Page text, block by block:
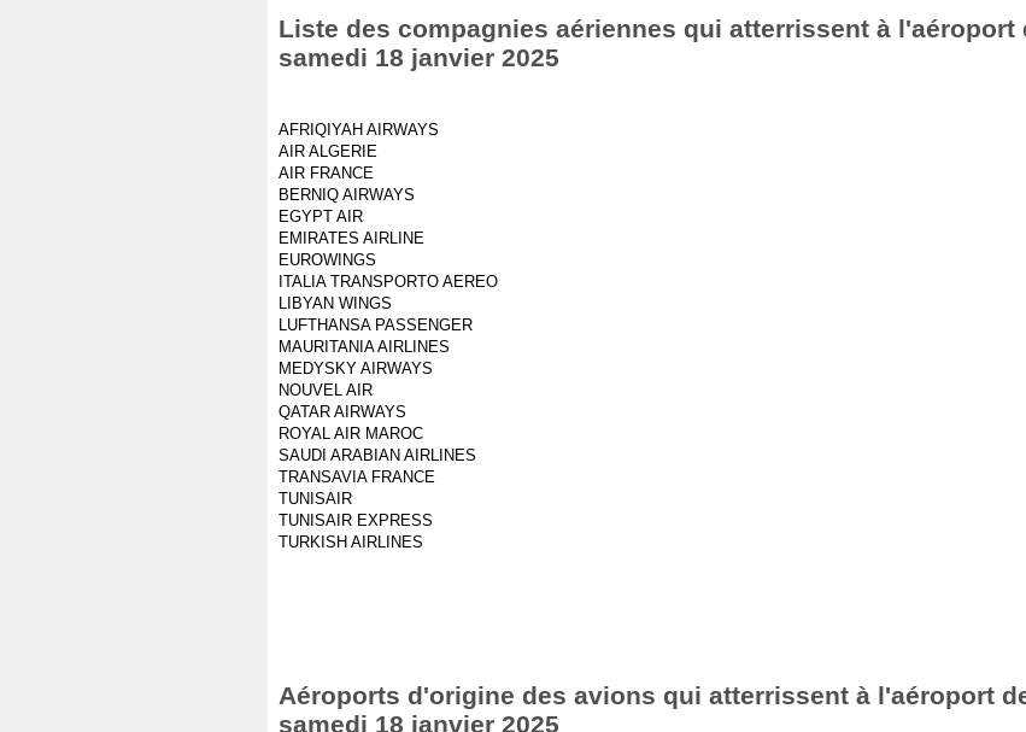
Liste des compagnies aériennes qui atterrissent à l'aéroport
samedi 18 janvier 2025
AFRIQIYAH AIRWAYS
AIR ALGERIE
AIR FRANCE
BERNIQ AIRWAYS
EGYPT AIR
EMIRATES AIRLINE
EUROWINGS
ITALIA TRANSPORTO AEREO
LIBYAN WINGS
LUFTHANSA PASSENGER
MAURITANIA AIRLINES
MEDYSKY AIRWAYS
NOUVEL AIR
QATAR AIRWAYS
ROYAL AIR MAROC
SAUDI ARABIAN AIRLINES
TRANSAVIA FRANCE
TUNISAIR
TUNISAIR EXPRESS
TURKISH AIRLINES
Aéroports d'origine des avions qui atterrissent à l'aéroport
samedi 18 janvier 2025